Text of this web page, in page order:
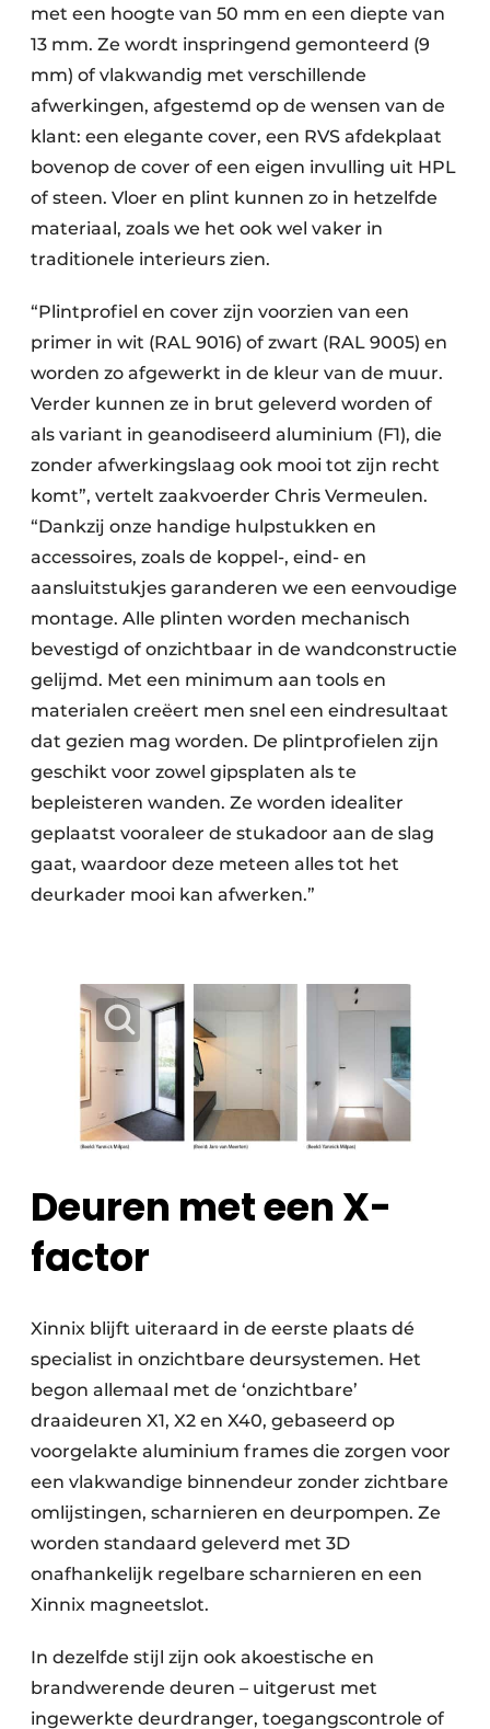
met een hoogte van 50 mm en een diepte van
13 mm. Ze wordt inspringend gemonteerd (9
mm) of vlakwandig met verschillende
afwerkingen, afgestemd op de wensen van de
klant: een elegante cover, een RVS afdekplaat
bovenop de cover of een eigen invulling uit HPL
of steen. Vloer en plint kunnen zo in hetzelfde
materiaal, zoals we het ook wel vaker in
traditionele interieurs zien.
“Plintprofiel en cover zijn voorzien van een
primer in wit (RAL 9016) of zwart (RAL 9005) en
worden zo afgewerkt in de kleur van de muur.
Verder kunnen ze in brut geleverd worden of
als variant in geanodiseerd aluminium (F1), die
zonder afwerkingslaag ook mooi tot zijn recht
komt”, vertelt zaakvoerder Chris Vermeulen.
“Dankzij onze handige hulpstukken en
accessoires, zoals de koppel-, eind- en
aansluitstukjes garanderen we een eenvoudige
montage. Alle plinten worden mechanisch
bevestigd of onzichtbaar in de wandconstructie
gelijmd. Met een minimum aan tools en
materialen creëert men snel een eindresultaat
dat gezien mag worden. De plintprofielen zijn
geschikt voor zowel gipsplaten als te
bepleisteren wanden. Ze worden idealiter
geplaatst vooraleer de stukadoor aan de slag
gaat, waardoor deze meteen alles tot het
deurkader mooi kan afwerken.”
Deuren met een X-
factor
Xinnix blijft uiteraard in de eerste plaats dé
specialist in onzichtbare deursystemen. Het
begon allemaal met de ‘onzichtbare’
draaideuren X1, X2 en X40, gebaseerd op
voorgelakte aluminium frames die zorgen voor
een vlakwandige binnendeur zonder zichtbare
omlijstingen, scharnieren en deurpompen. Ze
worden standaard geleverd met 3D
onafhankelijk regelbare scharnieren en een
Xinnix magneetslot.
In dezelfde stijl zijn ook akoestische en
brandwerende deuren – uitgerust met
ingewerkte deurdranger, toegangscontrole of